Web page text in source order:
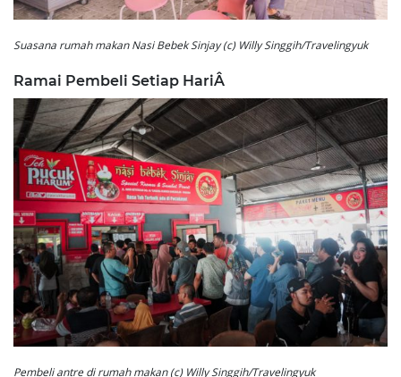
Suasana rumah makan Nasi Bebek Sinjay (c) Willy Singgih/Travelingyuk
Ramai Pembeli Setiap HariÂ
Pembeli antre di rumah makan (c) Willy Singgih/Travelingyuk